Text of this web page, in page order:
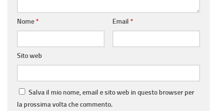
Nome* Email *
Sito web
Salva il mio nome, email e sito web in questo browser per
la prossima volta che commento.